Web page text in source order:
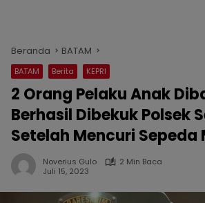
Beranda BATAM
BATAM Berita KEPRI
2 Orang Pelaku Anak
Berhasil Dibekuk Polsek
Setelah Mencuri Sepeda
Noverius Gulo
2 Min Baca
Juli 15, 2023